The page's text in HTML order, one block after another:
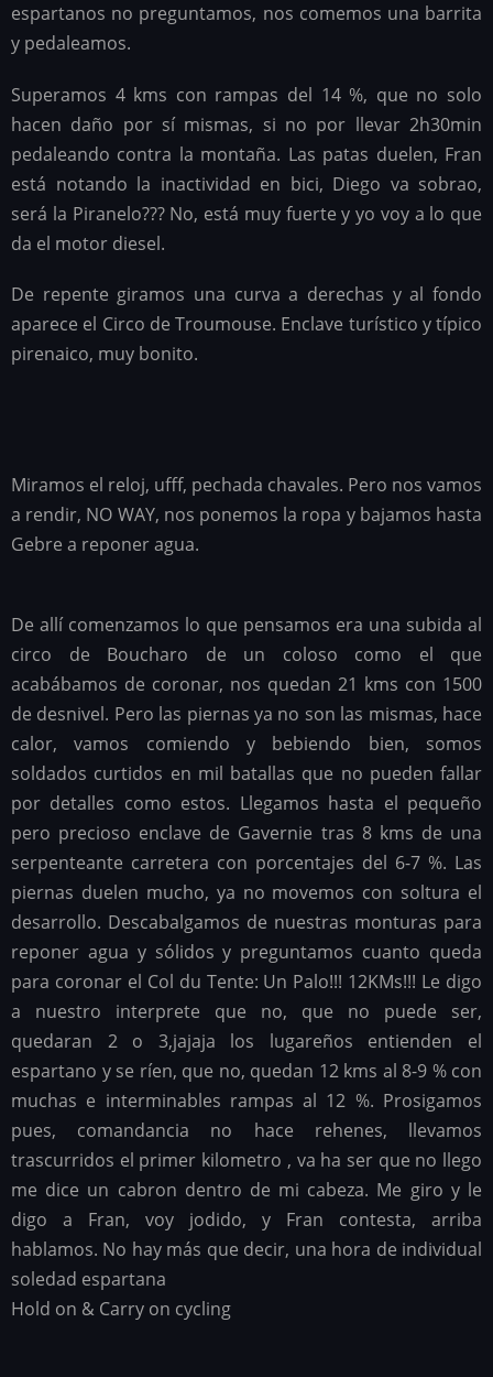
espartanos no preguntamos, nos comemos una barrita
y pedaleamos.
Superamos 4 kms con rampas del 14 %, que no solo
hacen daño por sí mismas, si no por llevar 2h30min
pedaleando contra la montaña. Las patas duelen, Fran
está notando la inactividad en bici, Diego va sobrao,
será la Piranelo??? No, está muy fuerte y yo voy a lo que
da el motor diesel.
De repente giramos una curva a derechas y al fondo
aparece el Circo de Troumouse. Enclave turístico y típico
pirenaico, muy bonito.
Miramos el reloj, ufff, pechada chavales. Pero nos vamos
a rendir, NO WAY, nos ponemos la ropa y bajamos hasta
Gebre a reponer agua.
De allí comenzamos lo que pensamos era una subida al
circo de Boucharo de un coloso como el que
acabábamos de coronar, nos quedan 21 kms con 1500
de desnivel. Pero las piernas ya no son las mismas, hace
calor, vamos comiendo y bebiendo bien, somos
soldados curtidos en mil batallas que no pueden fallar
por detalles como estos. Llegamos hasta el pequeño
pero precioso enclave de Gavernie tras 8 kms de una
serpenteante carretera con porcentajes del 6-7 %. Las
piernas duelen mucho, ya no movemos con soltura el
desarrollo. Descabalgamos de nuestras monturas para
reponer agua y sólidos y preguntamos cuanto queda
para coronar el Col du Tente: Un Palo!!! 12KMs!!! Le digo
a nuestro interprete que no, que no puede ser,
quedaran 2 o 3,jajaja los lugareños entienden el
espartano y se ríen, que no, quedan 12 kms al 8-9 % con
muchas e interminables rampas al 12 %. Prosigamos
pues, comandancia no hace rehenes, llevamos
trascurridos el primer kilometro , va ha ser que no llego
me dice un cabron dentro de mi cabeza. Me giro y le
digo a Fran, voy jodido, y Fran contesta, arriba
hablamos. No hay más que decir, una hora de individual
soledad espartana
Hold on & Carry on cycling